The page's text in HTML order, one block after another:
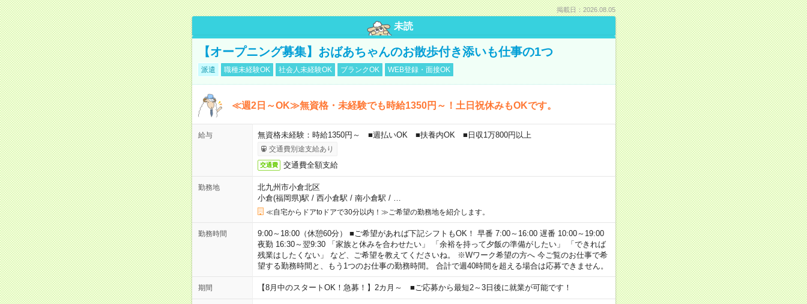
掲載日：2026.08.05
未読
【オープニング募集】おばあちゃんのお散歩付き添いも仕事の1つ
派遣 職種未経験OK 社会人未経験OK ブランクOK WEB登録・面接OK
≪週2日～OK≫無資格・未経験でも時給1350円～！土日祝休みもOKです。
給与 無資格未経験：時給1350円～ ■週払いOK ■扶養内OK ■日収1万800円以上
交通費別途支給あり
交通費 交通費全額支給
勤務地
北九州市小倉北区
小倉(福岡県)駅 / 西小倉駅 / 南小倉駅 /
≪自宅からドアtoドアで30分以内！≫ご希望の勤務地を紹介します。
勤務時間
9:00～18:00（休憩60分） ■ご希望があれば下記シフトもOK！ 早番 7:00～16:00 遅番 10:00～19:00
夜勤 16:30～翌9:30 「家族と休みを合わせたい」 「余裕を持って夕飯の準備がしたい」 「できれば
残業はしたくない」 など、ご希望を教えてくださいね。 ※Wワーク希望の方へ 今ご覧のお仕事で希
望する勤務時間と、もう1つのお仕事の勤務時間。 合計で週40時間を超える場合は応募できません。
期間 【8月中のスタートOK！急募！】2カ月～ ■ご応募から最短2～3日後に就業が可能です！